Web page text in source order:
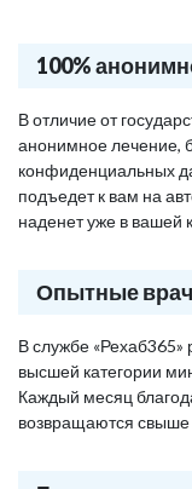
100%
В отличие от
анонимное лечение,
конфиденциальных
подъедет к вам на
наденет уже в вашей
Опытные
В службе «Рехаб365»
высшей категории
Каждый месяц
возвращаются